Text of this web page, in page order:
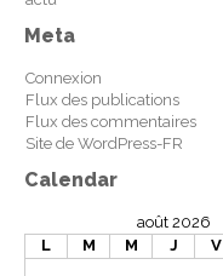
Meta
Connexion
Flux des publications
Flux des commentaires
Site de WordPress-FR
Calendar
août 2026
L
M M J V